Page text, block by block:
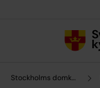
Stockholms domkyrkoförsamling